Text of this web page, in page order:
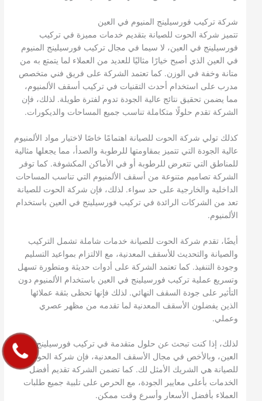
شركة تركيب فورسيلينج المنيوم في العين
تتميز شركة الحوت للصيانة بتقديم خدمات مميزة في تركيب
فورسيلينج في العين، لا سيما في مجال تركيب فورسيلينج المنيوم
في العين الذي أصبح خيارًا مثاليًا للعديد من العملاء لما يتمتع به من
متانة وخفة في الوزن. كما تعتمد الشركة على فريق فني متخصص
مدرب على استخدام أحدث التقنيات في تركيب أسقف الألمنيوم،
مما يضمن تحقيق نتائج عالية الجودة تدوم لفترة طويلة. لذلك، فإن
الشركة تقدم حلولًا متكاملة تناسب جميع المساحات والديكورات.
كذلك تولي شركة الحوت للصيانة اهتمامًا خاصًا لاختيار مواد الألمنيوم
عالية الجودة التي تتميز بمقاومتها للرطوبة والصدأ، مما يجعلها مثالية
للمناطق التي تتعرض للرطوبة أو في الأماكن المكشوفة. كما توفر
الشركة تصاميم متنوعة من أسقف الألمنيوم التي تناسب المساحات
الداخلية والخارجية على حد سواء. لذلك، فإن شركة الحوت للصيانة
تعد من الشركات الرائدة في تركيب فورسيلينج في العين باستخدام
الألمنيوم.
أيضًا، تقدم شركة الحوت للصيانة خدمات شاملة تشمل التركيب
والصيانة والتحديث للأسقف المعدنية، مع الالتزام بمواعيد التسليم
وجودة التنفيذ. كما تعتمد الشركة على أدوات حديثة ومتطورة تسهل
وتسريع عملية تركيب فورسيلينج في العين باستخدام الألمنيوم دون
التأثير على جودة السقف النهائي. لذلك فإنها تحظى بثقة عملائها
الذين يفضلون الأسقف المعدنية لما تقدمه من مظهر عصري
وعملي.
لذلك، إذا كنت تبحث عن حلول متقدمة في تركيب فورسيلينج في
العين، وبالأخص في مجال الأسقف المعدنية، فإن شركة الحوت
للصيانة هي الشريك الأمثل لك. كما تضمن الشركة تقديم أفضل
الخدمات بأعلى معايير الجودة، مع الحرص على تلبية جميع طلبات
العملاء بأفضل الأسعار وأسرع وقت ممكن.